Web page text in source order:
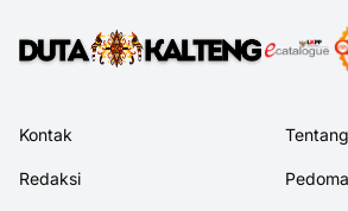
Kontak
Redaksi